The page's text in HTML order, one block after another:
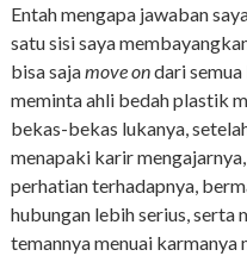
Entah mengapa jawaban
satu sisi saya
bisa sajamove ondari semua
meminta ahli bedah plastik
bekas-bekas lukanya,
menapaki karir
perhatian terhadapnya,
hubungan lebih serius, serta
temannya menuai karmanya